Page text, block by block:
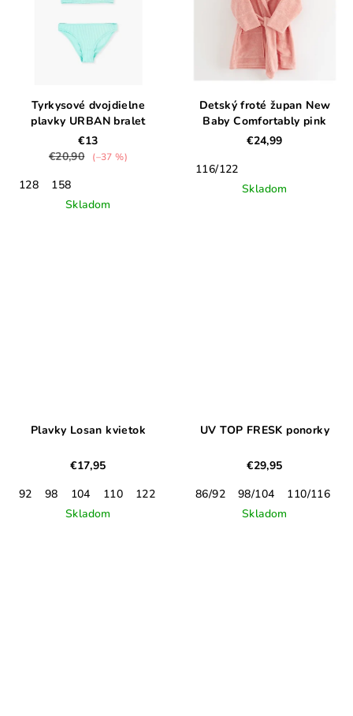
Tyrkysové dvojdielne
plavky URBAN bralet
€13
€20,90
(–37 %)
128
158
Skladom
Detský froté župan New
Baby Comfortably pink
€24,99
116/122
Skladom
Plavky Losan kvietok
€17,95
92
98 104 110
122
Skladom
UV TOP FRESK ponorky
€29,95
86/92
98/104 110/116
Skladom